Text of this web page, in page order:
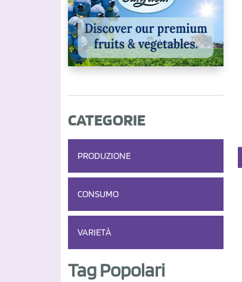
CATEGORIE
PRODUZIONE
CONSUMO
VARIETÀ
Tag Popolari